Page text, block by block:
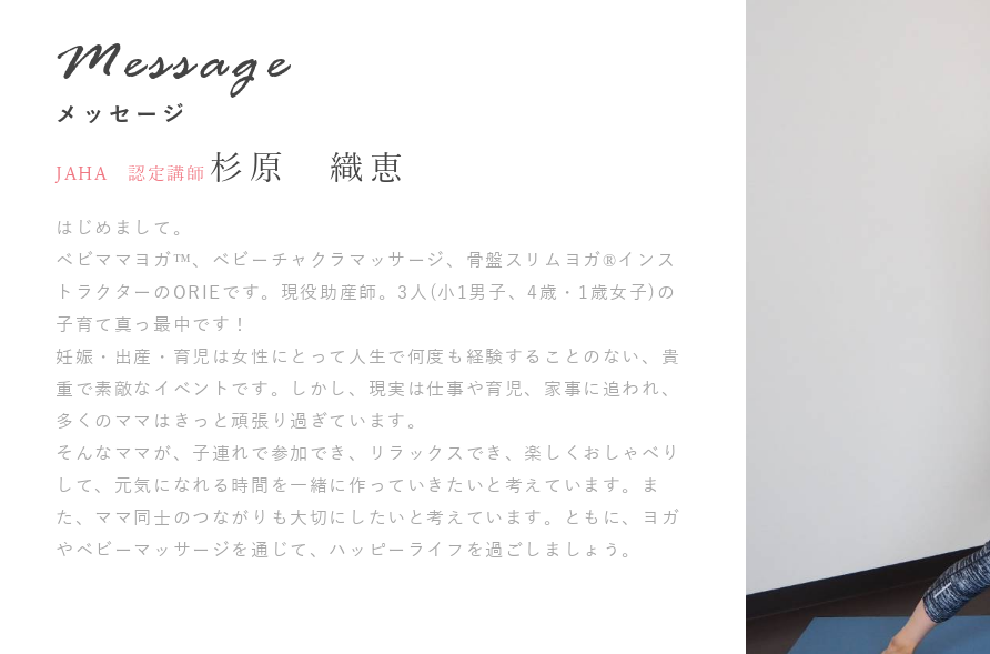
Message
メッセージ
JAHA 認定講師 杉原 織恵
はじめまして。
ベビママヨガ™、ベビーチャクラマッサージ、骨盤スリムヨガ®︎インス
トラクターのORIEです。現役助産師。3人(小1男子、4歳・1歳女子)の
子育て真っ最中です！
妊娠・出産・育児は女性にとって人生で何度も経験することのない、貴
重で素敵なイベントです。しかし、現実は仕事や育児、家事に追われ、
多くのママはきっと頑張り過ぎています。
そんなママが、子連れで参加でき、リラックスでき、楽しくおしゃべり
して、元気になれる時間を一緒に作っていきたいと考えています。ま
た、ママ同士のつながりも大切にしたいと考えています。ともに、ヨガ
やベビーマッサージを通じて、ハッピーライフを過ごしましょう。